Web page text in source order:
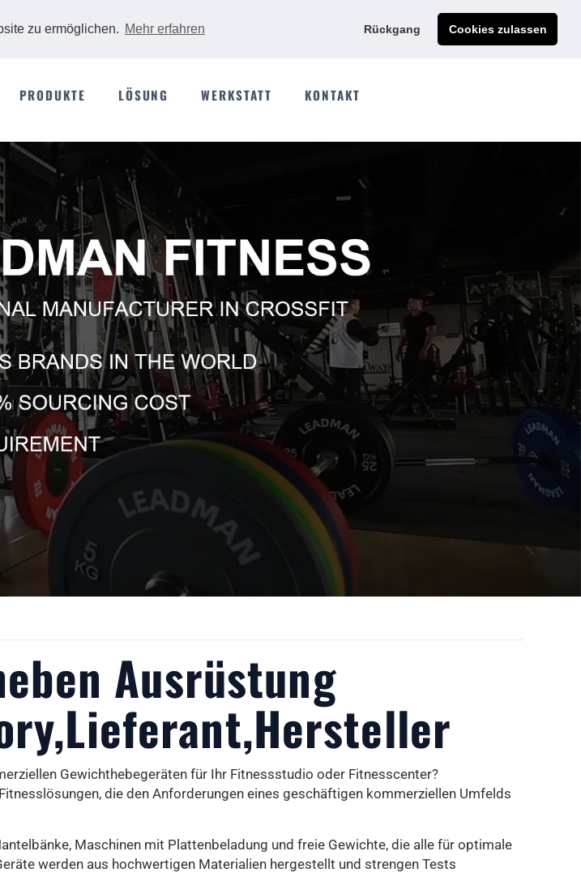
zu ermöglichen. Mehr erfahren Rückgang Cookies zulassen
Jetzt individuelles Angebot anfordern
PRODUKTE LÖSUNG WERKSTATT KONTAKT
Ausrüstung
Gewichthebegeräten für Ihr Fitnessstudio oder Fitnesscenter?
die den Anforderungen eines geschäftigen kommerziellen Umfelds
Maschinen mit Plattenbeladung und freie Gewichte, die alle für optimale
werden aus hochwertigen Materialien hergestellt und strengen Tests